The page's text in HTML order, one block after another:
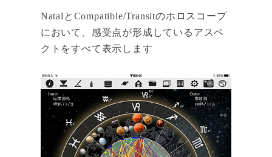
NatalとCompatible/Transitのホロスコープ
において、感受点が形成しているアスペ
クトをすべて表示します